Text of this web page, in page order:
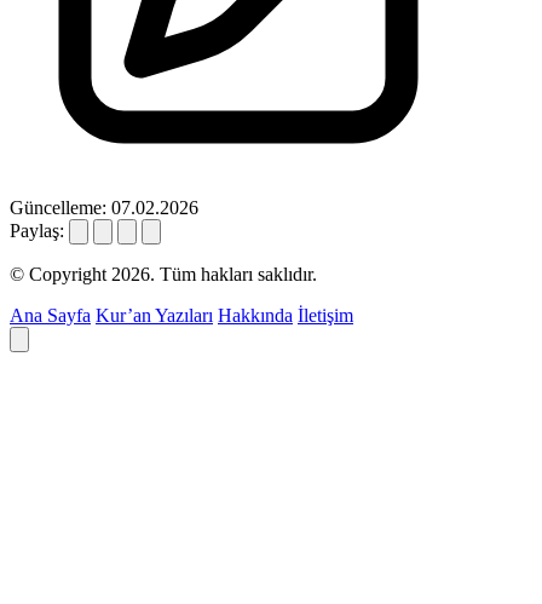
Güncelleme: 07.02.2026
Paylaş:
© Copyright 2026. Tüm hakları saklıdır.
Ana Sayfa Kur’an Yazıları Hakkında İletişim